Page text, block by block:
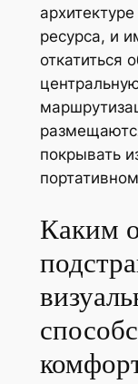
ресурса, и
откатиться
покрывать
Каким